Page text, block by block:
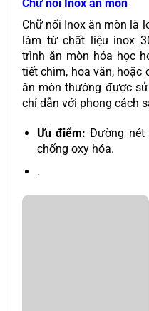
Chữ nổi Inox ăn mòn
Chữ nổi Inox ăn mòn là
làm từ chất liệu inox
trình ăn mòn hóa học
tiết chìm, hoa văn, hoặc
ăn mòn thường được
chỉ dẫn với phong cách
Ưu điểm: Đường nét
chống oxy hóa.
.